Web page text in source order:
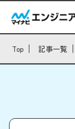
Top 記事一覧